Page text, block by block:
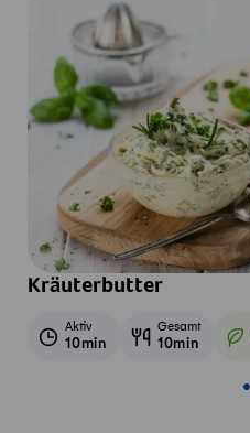
Kräuterbutter
Aktiv
10min
Gesamt
10min